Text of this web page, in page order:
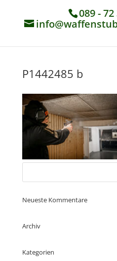
089 -
P1442485 b
Neueste Kommentare
Archiv
Kategorien